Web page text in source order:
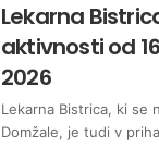
Lekarna
aktivnosti od
2026
Lekarna Bistrica, ki se
Domžale, je tudi v